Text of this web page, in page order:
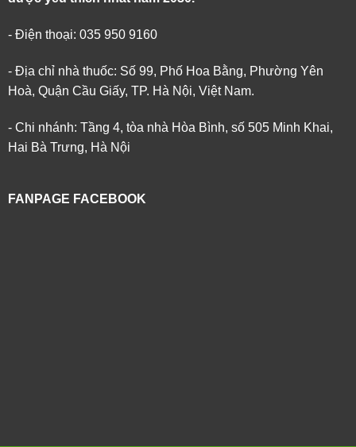
- Điện thoại: 035 950 9160
- Địa chỉ nhà thuốc: Số 99, Phố Hoa Bằng, Phường Yên
Hoà, Quận Cầu Giấy, TP. Hà Nội, Việt Nam.
- Chi nhánh: Tầng 4, tòa nhà Hòa Bình, số 505 Minh Khai,
Hai Bà Trưng, Hà Nội
FANPAGE FACEBOOK